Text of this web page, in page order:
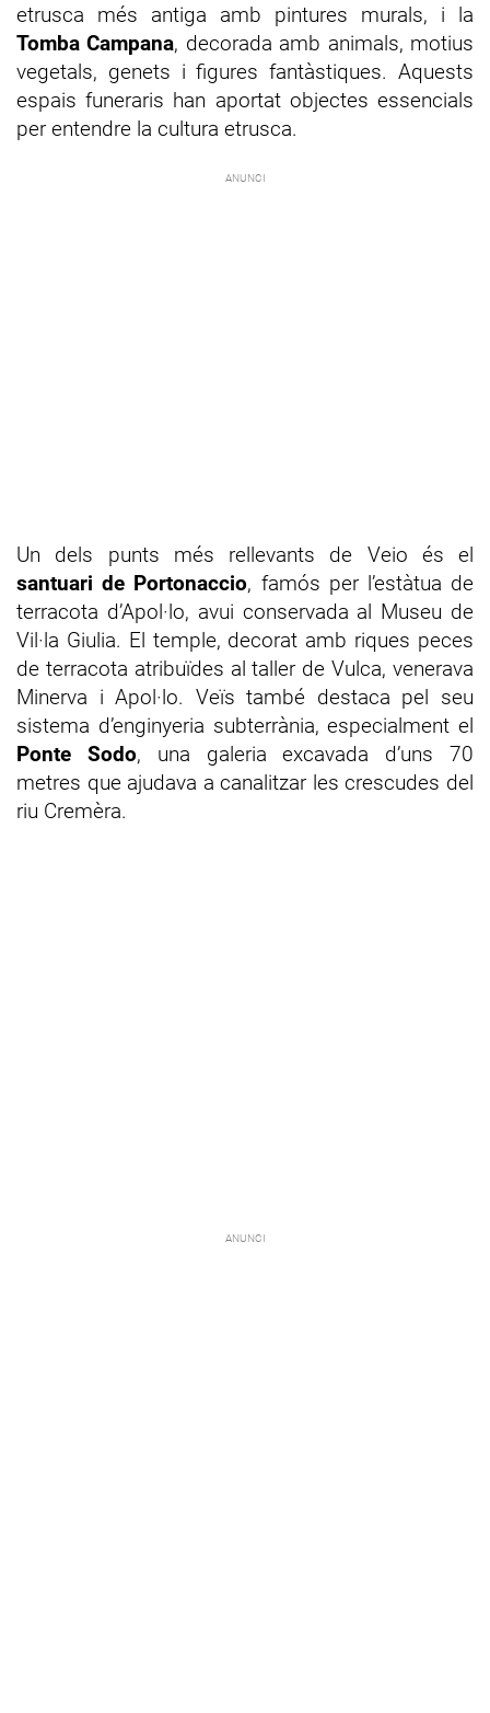
etrusca més antiga amb pintures murals, i la
Tomba Campana, decorada amb animals, motius
vegetals, genets i figures fantàstiques. Aquests
espais funeraris han aportat objectes essencials
per entendre la cultura etrusca.
Un dels punts més rellevants de Veio és el
santuari de Portonaccio, famós per l’estàtua de
terracota d’Apol·lo, avui conservada al Museu de
Vil·la Giulia. El temple, decorat amb riques peces
de terracota atribuïdes al taller de Vulca, venerava
Minerva i Apol·lo. Veïs també destaca pel seu
sistema d’enginyeria subterrània, especialment el
Ponte Sodo, una galeria excavada d’uns 70
metres que ajudava a canalitzar les crescudes del
riu Cremèra.